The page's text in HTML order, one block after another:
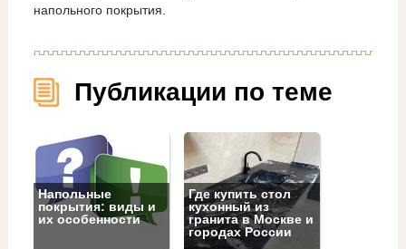
напольного покрытия.
Публикации по теме
Напольные
покрытия: виды и
их особенности
Где купить стол
кухонный из
гранита в Москве и
городах России